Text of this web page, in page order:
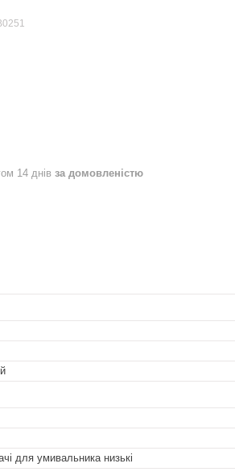
14 днів за домовленістю
для умивальника низькі